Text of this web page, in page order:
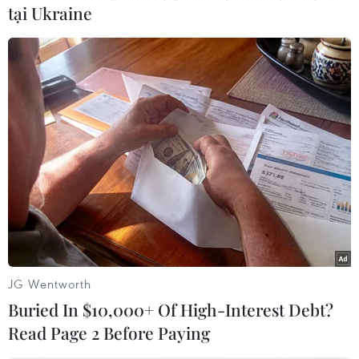
đình có con sơ sinh vừa được xuất viện trong
ngày 3/11 tại 5 quận nội thành của thành phố
Hà Nội. Bên cạnh đó, ban chuyên án đã tiến
hành khám xét tất cả các tủ quần áo của các bác
sỹ trong êkíp trực để truy tìm manh mối.
Chiều 10/11, Viện pháp y (Bộ Công An) cho biết
kết quả xét nghiệm AND của cháu bé đã có kết
quả.
Kết luận chỉ rõ, cháu Nguyễn Xuân Trường
chính là cháu bé bị mất tích vào trưa ngày 3/11
và cũng chính là con trai của vợ chồng anh
Phạm Xuân Chiều và chị Trần Thị Thơm./.
tại Ukraine
JG Wentworth
Buried In $10,000+ Of High-Interest Debt?
Read Page 2 Before Paying